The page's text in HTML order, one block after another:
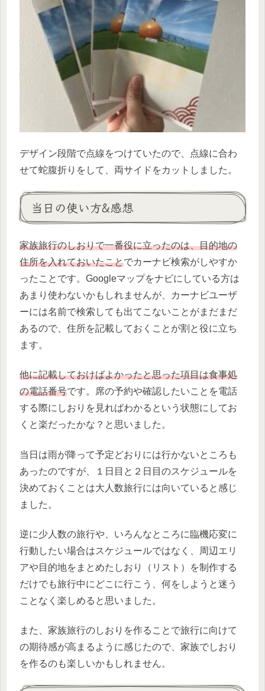
デザイン段階で点線をつけていたので、点線に合わ
せて蛇腹折りをして、両サイドをカットしました。
当日の使い方&感想
家族旅行のしおりで一番役に立ったのは、目的地の
住所を入れておいたことでカーナビ検索がしやすか
ったことです。Googleマップをナビにしている方は
あまり使わないかもしれませんが、カーナビユーザ
ーには名前で検索しても出てこないことがまだまだ
あるので、住所を記載しておくことが割と役に立ち
ます。
他に記載しておけばよかったと思った項目は食事処
の電話番号です。席の予約や確認したいことを電話
する際にしおりを見ればわかるという状態にしてお
くと楽だったかな？と思いました。
当日は雨が降って予定どおりには行かないところも
あったのですが、１日目と２日目のスケジュールを
決めておくことは大人数旅行には向いていると感じ
ました。
逆に少人数の旅行や、いろんなところに臨機応変に
行動したい場合はスケジュールではなく、周辺エリ
アや目的地をまとめたしおり（リスト）を制作する
だけでも旅行中にどこに行こう、何をしようと迷う
ことなく楽しめると思いました。
また、家族旅行のしおりを作ることで旅行に向けて
の期待感が高まるように感じたので、家族でしおり
を作るのも楽しいかもしれません。